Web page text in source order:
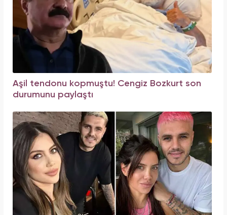
Aşil tendonu kopmuştu! Cengiz Bozkurt son
durumunu paylaştı